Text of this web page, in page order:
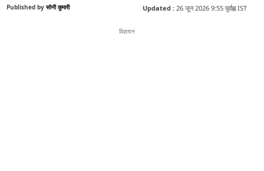
Published by सोनी कुमारी Updated : 26 जून 2026 9:55 पूर्वाह्न IST
विज्ञापन